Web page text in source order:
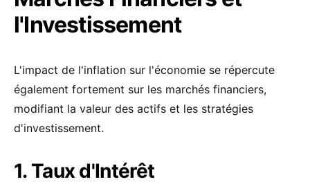
l'Investissement
L'impact de l'inflation sur l'économie se répercute
également fortement sur les marchés financiers,
modifiant la valeur des actifs et les stratégies
d'investissement.
1. Taux d'Intérêt